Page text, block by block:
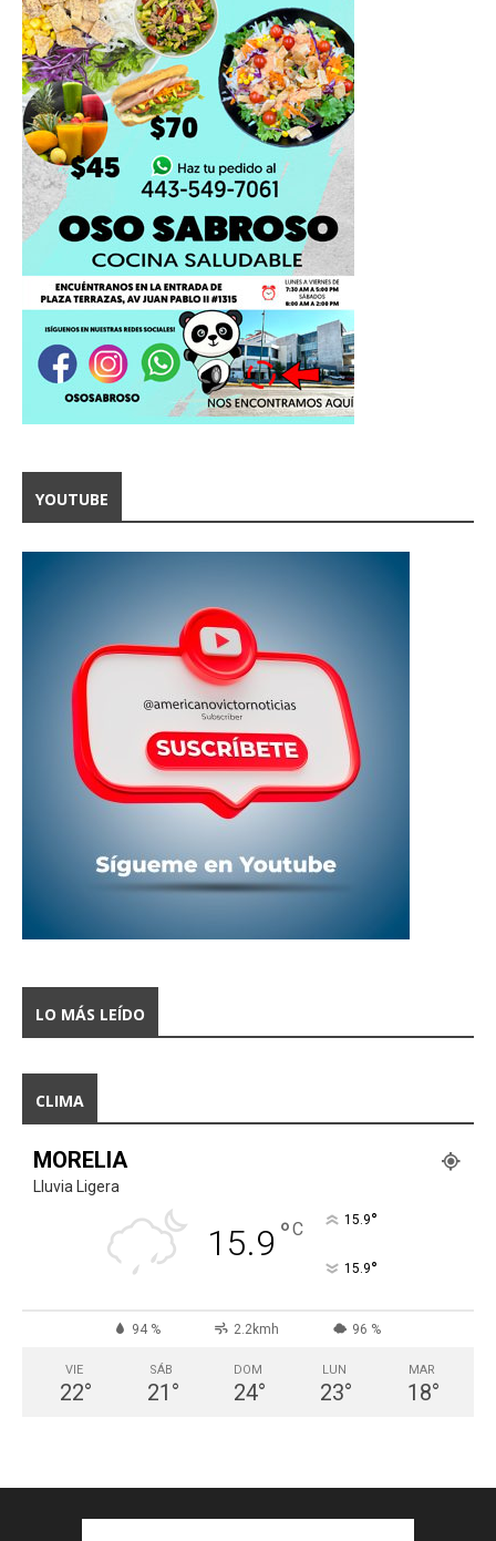
YOUTUBE
LO MÁS LEÍDO
CLIMA
MORELIA
Lluvia Ligera
15.9 °C 15.9°
15.9°
94 % 2.2kmh 96 %
VIE
22°
SÁB
21 °
DOM
24°
LUN
23°
MAR
18°